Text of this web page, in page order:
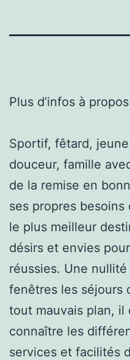
Plus d’infos à
Sportif, fêtard,
douceur, famille
de la remise en
ses propres besoins
le plus meilleur
désirs et envies
réussies. Une
fenêtres les séjours
tout mauvais plan, il
connaître les
services et facilités